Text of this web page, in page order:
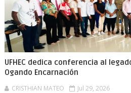
UFHEC dedica conferencia al
Ogando Encarnación
CRISTHIAN MATEO Jul 29, 2026